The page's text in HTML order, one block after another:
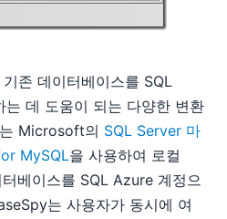
존 데이터베이스를 SQL
데 도움이 되는 다양한 변환
Microsoft의 SQL Server 마
MySQL을 사용하여 로컬
베이스를 SQL Azure 계정으
는 사용자가 동시에 여